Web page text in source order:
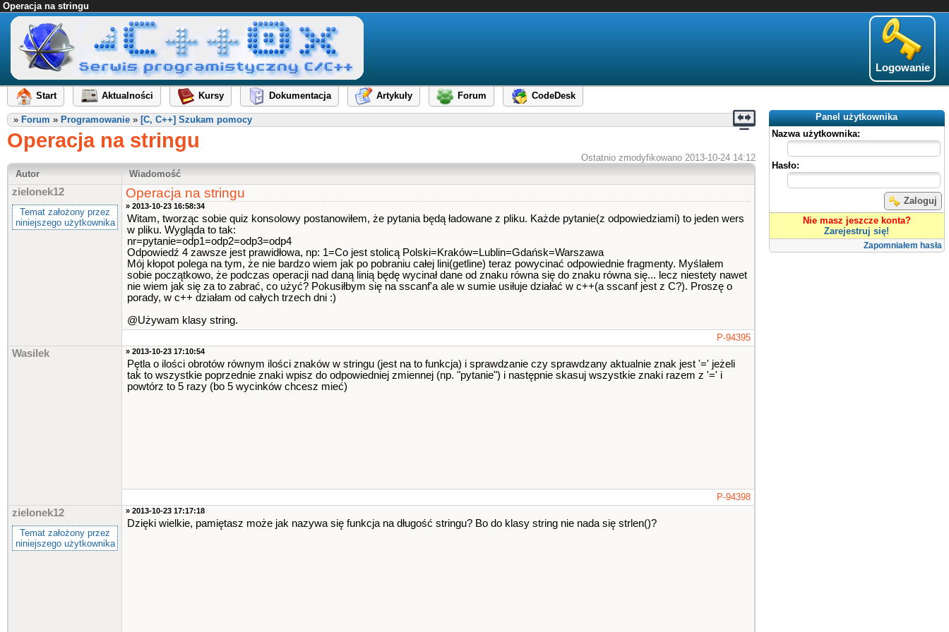
Operacja na stringu
Logowanie
Start Aktualności Kursy Dokumentacja Artykuły Forum
CodeDesk
Panel użytkownika
Nazwa użytkownika:
Hasło:
Zaloguj
Nie masz jeszcze konta?
Zarejestruj się!
Zapomniałem hasła
» Forum » Programowanie » [C, C++] Szukam pomocy
Operacja na stringu
Ostatnio zmodyfikowano 2013-10-24 14:12
Autor
Wiadomość
zielonek12
Temat założony przez
niniejszego użytkownika
Operacja na stringu
» 2013-10-23 16:58:34
Witam, tworząc sobie quiz konsolowy postanowiłem, że pytania będą ładowane z pliku. Każde pytanie(z odpowiedziami) to jeden wers
w pliku. Wygląda to tak:
nr=pytanie=odp1=odp2=odp3=odp4
Odpowiedź 4 zawsze jest prawidłowa, np: 1=Co jest stolicą Polski=Kraków=Lublin=Gdańsk=Warszawa
Mój kłopot polega na tym, że nie bardzo wiem jak po pobraniu całej lini(getline) teraz powycinać odpowiednie fragmenty. Myślałem
sobie początkowo, że podczas operacji nad daną linią będę wycinał dane od znaku równa się do znaku równa się... lecz niestety nawet
nie wiem jak się za to zabrać, co użyć? Pokusiłbym się na sscanf'a ale w sumie usiłuje działać w c++(a sscanf jest z C?). Proszę o
porady, w c++ działam od całych trzech dni :)
@Używam klasy string.
P-94395
Wasilek » 2013-10-23 17:10:54
Pętla o ilości obrotów równym ilości znaków w stringu (jest na to funkcja) i sprawdzanie czy sprawdzany aktualnie znak jest '=' jeżeli
tak to wszystkie poprzednie znaki wpisz do odpowiedniej zmiennej (np. "pytanie") i następnie skasuj wszystkie znaki razem z '=' i
powtórz to 5 razy (bo 5 wycinków chcesz mieć)
P-94398
zielonek12
Temat założony przez
niniejszego użytkownika
» 2013-10-23 17:17:18
Dzięki wielkie, pamiętasz może jak nazywa się funkcja na długość stringu? Bo do klasy string nie nada się strlen()?